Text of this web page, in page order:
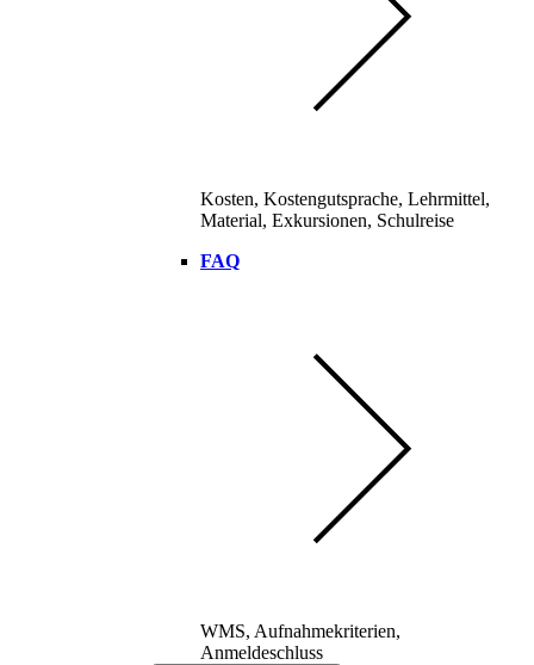
Kosten, Kostengutsprache, Lehrmittel,
Material, Exkursionen, Schulreise
FAQ
WMS, Aufnahmekriterien,
Anmeldeschluss